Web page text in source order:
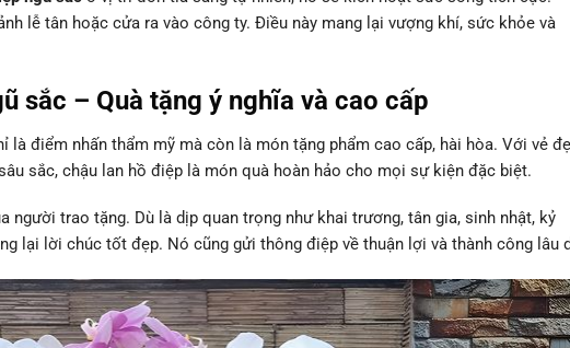
lễ tân hoặc cửa ra vào công ty. Điều này mang lại vượng khí, sức khỏe và
sắc – Quà tặng ý nghĩa và cao cấp
là điểm nhấn thẩm mỹ mà còn là món tặng phẩm cao cấp, hài hòa. Với vẻ
sắc, chậu lan hồ điệp là món quà hoàn hảo cho mọi sự kiện đặc biệt.
người trao tặng. Dù là dịp quan trọng như khai trương, tân gia, sinh nhật, kỷ
lại lời chúc tốt đẹp. Nó cũng gửi thông điệp về thuận lợi và thành công lâu